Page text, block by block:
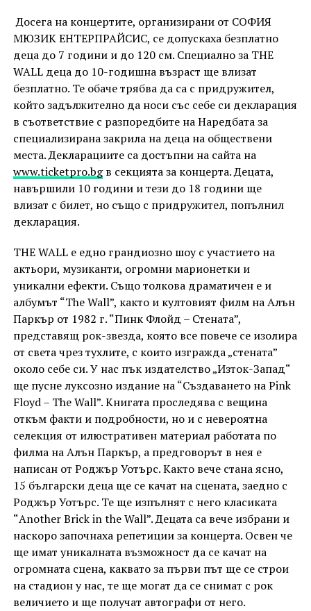
Досега на концертите, организирани от СОФИЯ
МЮЗИК ЕНТЕРПРАЙСИС, се допускаха безплатно
деца до 7 години и до 120 см. Специално за THE
WALL деца до 10-годишна възраст ще влизат
безплатно. Те обаче трябва да са с придружител,
който задължително да носи със себе си декларация
в съответствие с разпоредбите на Наредбата за
специализирана закрила на деца на обществени
места. Декларациите са достъпни на сайта на
www.ticketpro.bgв секцията за концерта. Децата,
навършили 10 години и тези до 18 години ще
влизат с билет, но също с придружител, попълнил
декларация.
THE WALL е едно грандиозно шоу с участието на
актьори, музиканти, огромни марионетки и
уникални ефекти. Също толкова драматичен е и
албумът “The Wall”, както и култовият филм на Алън
Паркър от 1982 г. “Пинк Флойд – Стената”,
представящ рок-звезда, която все повече се изолира
от света чрез тухлите, с които изгражда „стената”
около себе си. У нас пък издателство „Изток-Запад“
ще пусне луксозно издание на “Създаването на Pink
Floyd – The Wall”. Книгата проследява с вещина
откъм факти и подробности, но и с невероятна
селекция от илюстративен материал работата по
филма на Алън Паркър, а предговорът в нея е
написан от Роджър Уотърс. Както вече стана ясно,
15 български деца ще се качат на сцената, заедно с
Роджър Уотърс. Те ще изпълнят с него класиката
“Another Brick in the Wall”. Децата са вече избрани и
наскоро започнаха репетиции за концерта. Освен че
ще имат уникалната възможност да се качат на
огромната сцена, каквато за първи път ще се строи
на стадион у нас, те ще могат да се снимат с рок
величието и ще получат автографи от него.